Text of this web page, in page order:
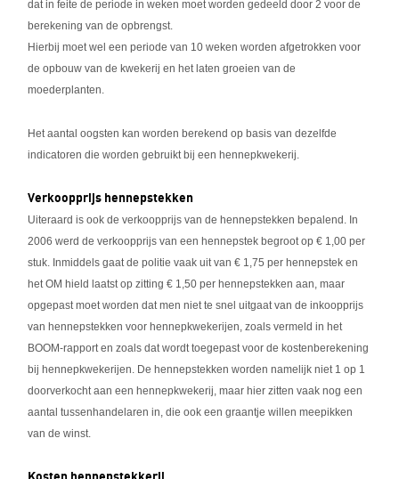
dat in feite de periode in weken moet worden gedeeld door 2 voor de
berekening van de opbrengst.
Hierbij moet wel een periode van 10 weken worden afgetrokken voor
de opbouw van de kwekerij en het laten groeien van de
moederplanten.
Het aantal oogsten kan worden berekend op basis van dezelfde
indicatoren die worden gebruikt bij een hennepkwekerij.
Verkoopprijs hennepstekken
Uiteraard is ook de verkoopprijs van de hennepstekken bepalend. In
2006 werd de verkoopprijs van een hennepstek begroot op € 1,00 per
stuk. Inmiddels gaat de politie vaak uit van € 1,75 per hennepstek en
het OM hield laatst op zitting € 1,50 per hennepstekken aan, maar
opgepast moet worden dat men niet te snel uitgaat van de inkoopprijs
van hennepstekken voor hennepkwekerijen, zoals vermeld in het
BOOM-rapport en zoals dat wordt toegepast voor de kostenberekening
bij hennepkwekerijen. De hennepstekken worden namelijk niet 1 op 1
doorverkocht aan een hennepkwekerij, maar hier zitten vaak nog een
aantal tussenhandelaren in, die ook een graantje willen meepikken
van de winst.